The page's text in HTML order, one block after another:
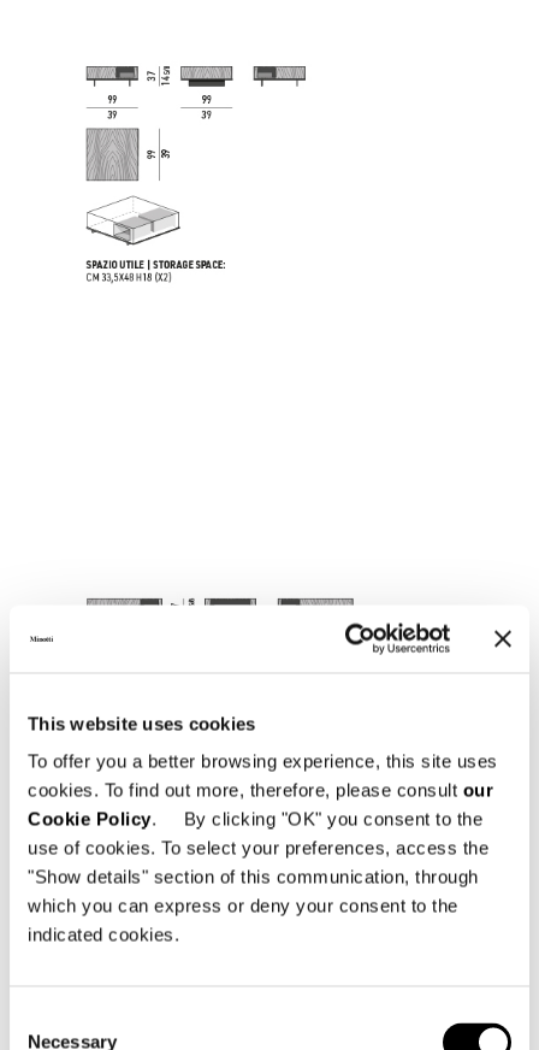
This website uses cookies
To offer you a better browsing experience, this site uses
cookies. To find out more, therefore, please consult our
Cookie Policy. By clicking "OK" you consent to the
use of cookies. To select your preferences, access the
"Show details" section of this communication, through
which you can express or deny your consent to the
indicated cookies.
Necessary